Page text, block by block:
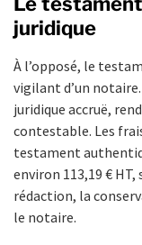
juridique
À l’opposé, le
vigilant d’un
juridique accruë,
contestable. Les
testament
environ 113,19 €
rédaction, la
le notaire.